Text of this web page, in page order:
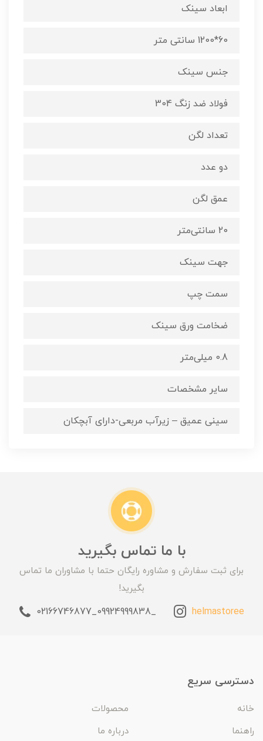
ابعاد سینک
60*1200 سانتی متر
جنس سینک
فولاد ضد زنگ 304
تعداد لگن
دو عدد
عمق لگن
20 سانتی‌متر
جهت سینک
سمت چپ
ضخامت ورق سینک
0.8 میلی‌متر
سایر مشخصات
سینی عمیق – زیرآب مربعی-دارای آبچکان
با ما تماس بگیرید
برای ثبت سفارش و مشاوره رایگان حتما با مشاوران ما تماس
بگیرید!
helmastoree
_09924999838_02166746877
دسترسی سریع
خانه
محصولات
راهنما
درباره ما